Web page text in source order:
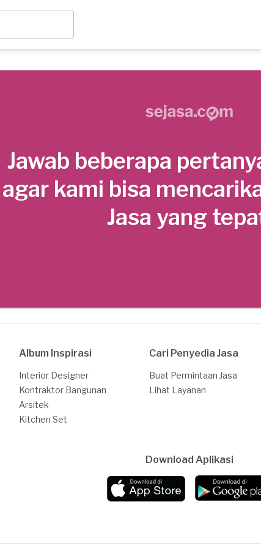
Jawab beberapa
agar kami bisa
Jasa yang
Album Inspirasi
Interior Designer
Kontraktor Bangunan
Arsitek
Kitchen Set
Cari Penyedia Jasa
Buat Permintaan Jasa
Lihat Layanan
Download Aplikasi